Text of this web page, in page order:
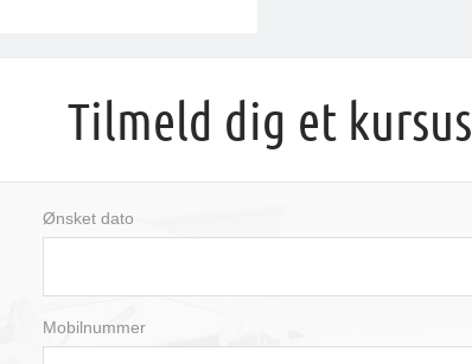
Tilmeld dig et kursus
Ønsket dato
man
Mobilnummer